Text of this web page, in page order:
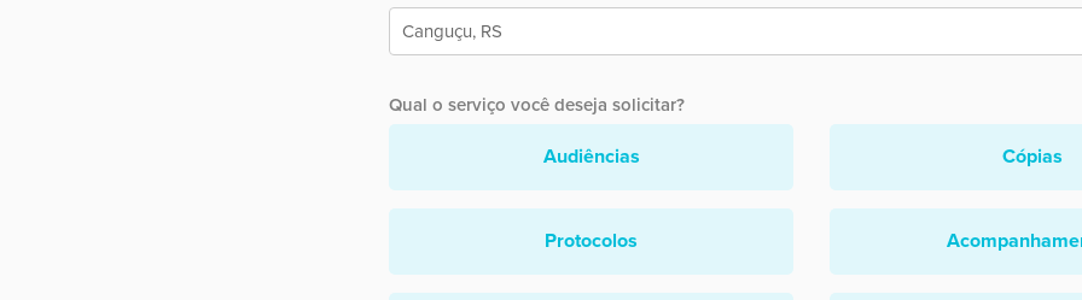
Qual o serviço você deseja solicitar?
Audiências Cópias
Protocolos